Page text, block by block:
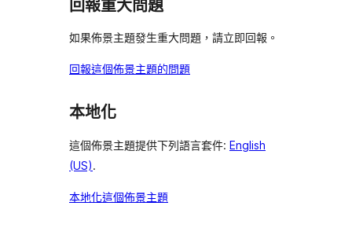
回報重大問題
如果佈景主題發生重大問題，請立即回報。
回報這個佈景主題的問題
本地化
這個佈景主題提供下列語言套件: English
(US).
本地化這個佈景主題